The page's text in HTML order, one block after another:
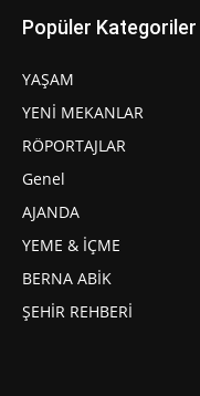
Popüler Kategoriler
YAŞAM
YENİ MEKANLAR
RÖPORTAJLAR
Genel
AJANDA
YEME & İÇME
BERNA ABİK
ŞEHİR REHBERİ